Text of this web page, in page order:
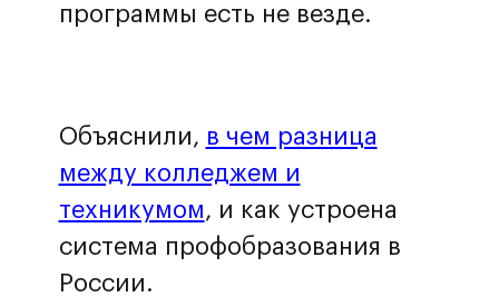
программы есть не везде.
Объяснили, в чем разница
между колледжем и
техникумом, и как устроена
система профобразования в
России.